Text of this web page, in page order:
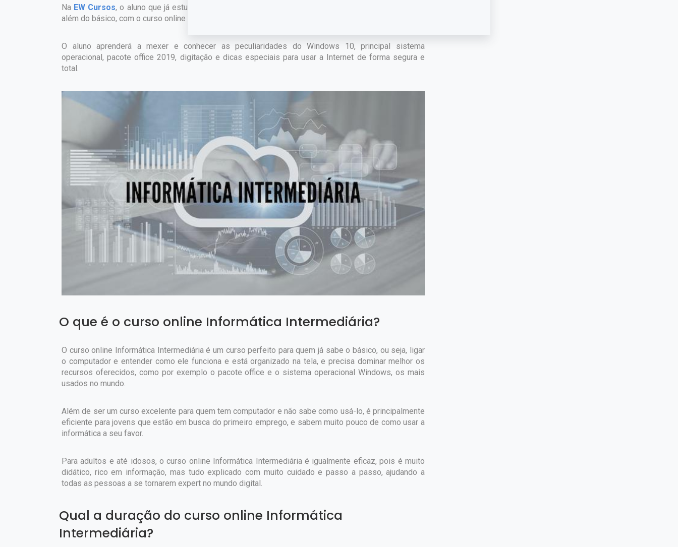
Na EW Cursos, o aluno que já estudou a Informática Básica, pode continuar seus estudo aprendendo
além do básico, com o curso online Informática Intermediária.
O aluno aprenderá a mexer e conhecer as peculiaridades do Windows 10, principal sistema
operacional, pacote office 2019, digitação e dicas especiais para usar a Internet de forma segura e
total.
O que é o curso online Informática Intermediária?
O curso online Informática Intermediária é um curso perfeito para quem já sabe o básico, ou seja, ligar
o computador e entender como ele funciona e está organizado na tela, e precisa dominar melhor os
recursos oferecidos, como por exemplo o pacote office e o sistema operacional Windows, os mais
usados no mundo.
Além de ser um curso excelente para quem tem computador e não sabe como usá-lo, é principalmente
eficiente para jovens que estão em busca do primeiro emprego, e sabem muito pouco de como usar a
informática a seu favor.
Para adultos e até idosos, o curso online Informática Intermediária é igualmente eficaz, pois é muito
didático, rico em informação, mas tudo explicado com muito cuidado e passo a passo, ajudando a
todas as pessoas a se tornarem expert no mundo digital.
Qual a duração do curso online Informática
Intermediária?